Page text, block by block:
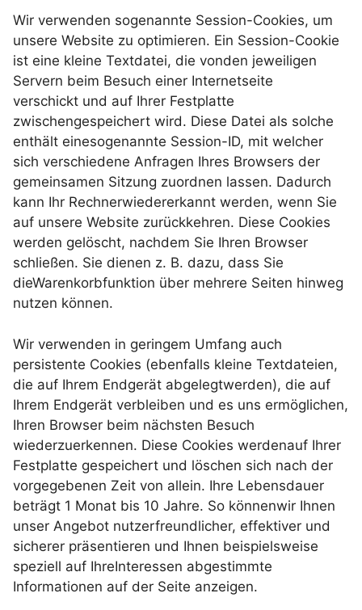
Wir verwenden sogenannte Session-Cookies, um
unsere Website zu optimieren. Ein Session-Cookie
ist eine kleine Textdatei, die vonden jeweiligen
Servern beim Besuch einer Internetseite
verschickt und auf Ihrer Festplatte
zwischengespeichert wird. Diese Datei als solche
enthält einesogenannte Session-ID, mit welcher
sich verschiedene Anfragen Ihres Browsers der
gemeinsamen Sitzung zuordnen lassen. Dadurch
kann Ihr Rechnerwiedererkannt werden, wenn Sie
auf unsere Website zurückkehren. Diese Cookies
werden gelöscht, nachdem Sie Ihren Browser
schließen. Sie dienen z. B. dazu, dass Sie
dieWarenkorbfunktion über mehrere Seiten hinweg
nutzen können.
Wir verwenden in geringem Umfang auch
persistente Cookies (ebenfalls kleine Textdateien,
die auf Ihrem Endgerät abgelegtwerden), die auf
Ihrem Endgerät verbleiben und es uns ermöglichen,
Ihren Browser beim nächsten Besuch
wiederzuerkennen. Diese Cookies werdenauf Ihrer
Festplatte gespeichert und löschen sich nach der
vorgegebenen Zeit von allein. Ihre Lebensdauer
beträgt 1 Monat bis 10 Jahre. So könnenwir Ihnen
unser Angebot nutzerfreundlicher, effektiver und
sicherer präsentieren und Ihnen beispielsweise
speziell auf IhreInteressen abgestimmte
Informationen auf der Seite anzeigen.